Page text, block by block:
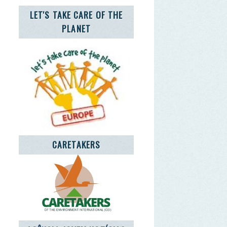
CARETAKERS
JOVEM NOTÍCIAS